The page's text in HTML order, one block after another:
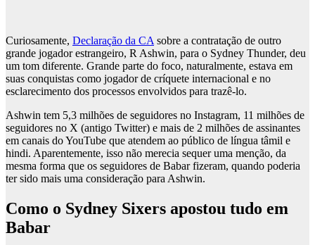
Curiosamente, Declaração da CA sobre a contratação de outro
grande jogador estrangeiro, R Ashwin, para o Sydney Thunder, deu
um tom diferente. Grande parte do foco, naturalmente, estava em
suas conquistas como jogador de críquete internacional e no
esclarecimento dos processos envolvidos para trazê-lo.
Ashwin tem 5,3 milhões de seguidores no Instagram, 11 milhões de
seguidores no X (antigo Twitter) e mais de 2 milhões de assinantes
em canais do YouTube que atendem ao público de língua tâmil e
hindi. Aparentemente, isso não merecia sequer uma menção, da
mesma forma que os seguidores de Babar fizeram, quando poderia
ter sido mais uma consideração para Ashwin.
Como o Sydney Sixers apostou tudo em
Babar